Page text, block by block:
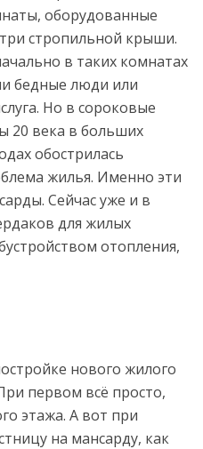
оборудованные
стропильной крыши.
в таких комнатах
бедные люди или
Но в сороковые
20 века в больших
обострилась
жилья. Именно эти
Сейчас уже и в
для жилых
отопления,
нового жилого
первом всё просто,
этажа. А вот при
на мансарду, как